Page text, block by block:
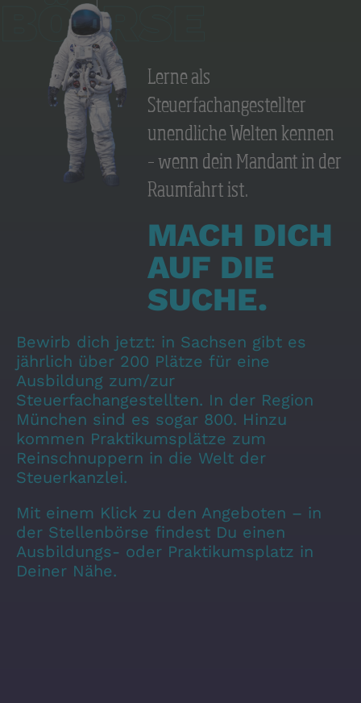
Lerne als
Steuerfachangestellter
unendliche Welten kennen
– wenn dein Mandant in der
Raumfahrt ist.
MACH DICH
AUF DIE
SUCHE.
Bewirb dich jetzt: in Sachsen gibt es
jährlich über 200 Plätze für eine
Ausbildung zum/zur
Steuerfachangestellten. In der Region
München sind es sogar 800. Hinzu
kommen Praktikumsplätze zum
Reinschnuppern in die Welt der
Steuerkanzlei.
Mit einem Klick zu den Angeboten – in
der Stellenbörse findest Du einen
Ausbildungs- oder Praktikumsplatz in
Deiner Nähe.